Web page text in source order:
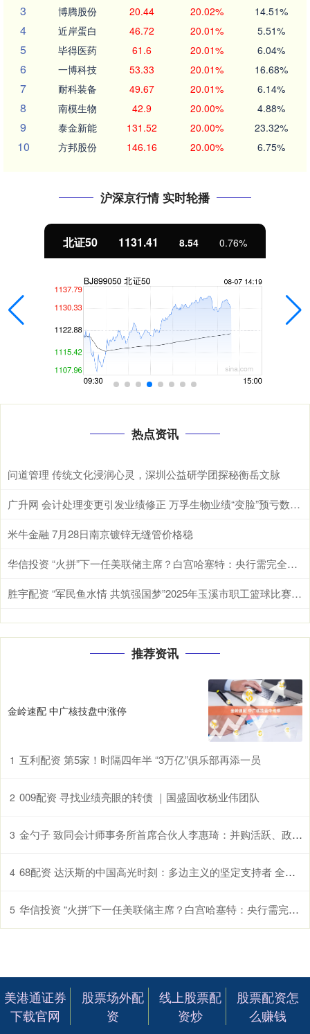
3 博腾股份 20.44 20.02% 14.51%
4 近岸蛋白 46.72 20.01% 5.51%
5 毕得医药 61.6 20.01% 6.04%
6 一博科技 53.33 20.01% 16.68%
7 耐科装备 49.67 20.01% 6.14%
8 南模生物 42.9 20.00% 4.88%
9 泰金新能 131.52 20.00% 23.32%
10 方邦股份 146.16 20.00% 6.75%
沪深京行情 实时轮播
北证50 1131.41 8.54 0.76%
热点资讯
问道管理 传统文化浸润心灵，深圳公益研学团探秘衡岳文脉
广升网 会计处理变更引发业绩修正 万孚生物业绩“变脸”预亏数千万元
米牛金融 7月28日南京镀锌无缝管价格稳
华信投资 “火拼”下一任美联储主席？白宫哈塞特：央行需完全独立于特朗普！
胜宇配资 “军民鱼水情 共筑强国梦”2025年玉溪市职工篮球比赛开幕
推荐资讯
金岭速配 中广核技盘中涨停
1 互利配资 第5家！时隔四年半 “3万亿”俱乐部再添一员
2 009配资 寻找业绩亮眼的转债 ｜国盛固收杨业伟团队
3 金勺子 致同会计师事务所首席合伙人李惠琦：并购活跃、政策加持 中国企业出海迈入新阶段
4 68配资 达沃斯的中国高光时刻：多边主义的坚定支持者 全球经济重要贡献者
5 华信投资 “火拼”下一任美联储主席？白宫哈塞特：央行需完全独立于特朗普！
美港通证券
下载官网
股票场外配
资
线上股票配
资炒
股票配资怎
么赚钱